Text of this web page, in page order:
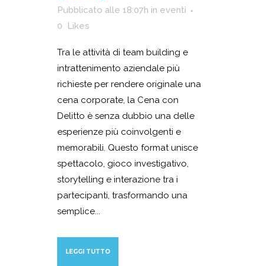
Pubblicato alle 18:07h in eventi
0
Likes
Tra le attività di team building e
intrattenimento aziendale più
richieste per rendere originale una
cena corporate, la Cena con
Delitto è senza dubbio una delle
esperienze più coinvolgenti e
memorabili. Questo format unisce
spettacolo, gioco investigativo,
storytelling e interazione tra i
partecipanti, trasformando una
semplice...
LEGGI TUTTO